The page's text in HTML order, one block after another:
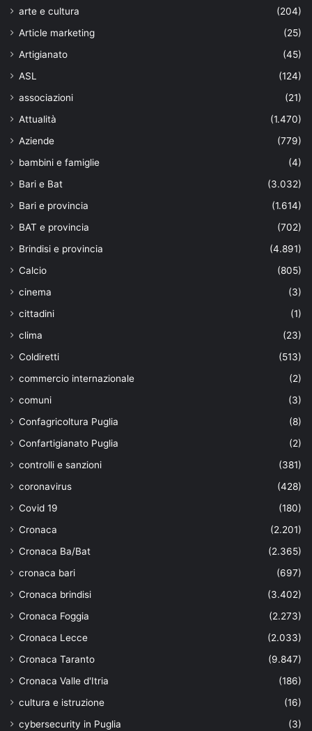
arte e cultura
(204)
Article marketing
(25)
Artigianato
(45)
ASL
(124)
associazioni
(21)
Attualità
(1.470)
Aziende
(779)
bambini e famiglie
(4)
Bari e Bat
(3.032)
Bari e provincia
(1.614)
BAT e provincia
(702)
Brindisi e provincia
(4.891)
Calcio
(805)
cinema
(3)
cittadini
(1)
clima
(23)
Coldiretti
(513)
commercio internazionale
(2)
comuni
(3)
Confagricoltura Puglia
(8)
Confartigianato Puglia
(2)
controlli e sanzioni
(381)
coronavirus
(428)
Covid 19
(180)
Cronaca
(2.201)
Cronaca Ba/Bat
(2.365)
cronaca bari
(697)
Cronaca brindisi
(3.402)
Cronaca Foggia
(2.273)
Cronaca Lecce
(2.033)
Cronaca Taranto
(9.847)
Cronaca Valle d'Itria
(186)
cultura e istruzione
(16)
cybersecurity in Puglia
(3)